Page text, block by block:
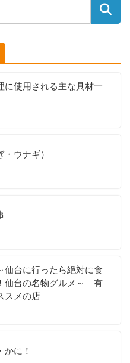
に使用される主な具材一
ウナギ）
台に行ったら絶対に食
仙台の名物グルメ～ 有
スメの店
かに！